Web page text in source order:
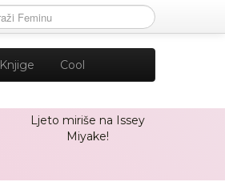
Knjige Cool
Ljeto miriše na Issey
Miyake!